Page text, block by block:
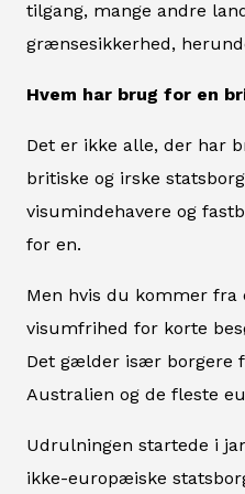
tilgang, mange andre
grænsesikkerhed,
Hvem har brug for en
Det er ikke alle, der har
britiske og irske
visumindehavere og
for en.
Men hvis du kommer fra
visumfrihed for korte
Det gælder især borgere
Australien og de fleste
Udrulningen startede i
ikke-europæiske